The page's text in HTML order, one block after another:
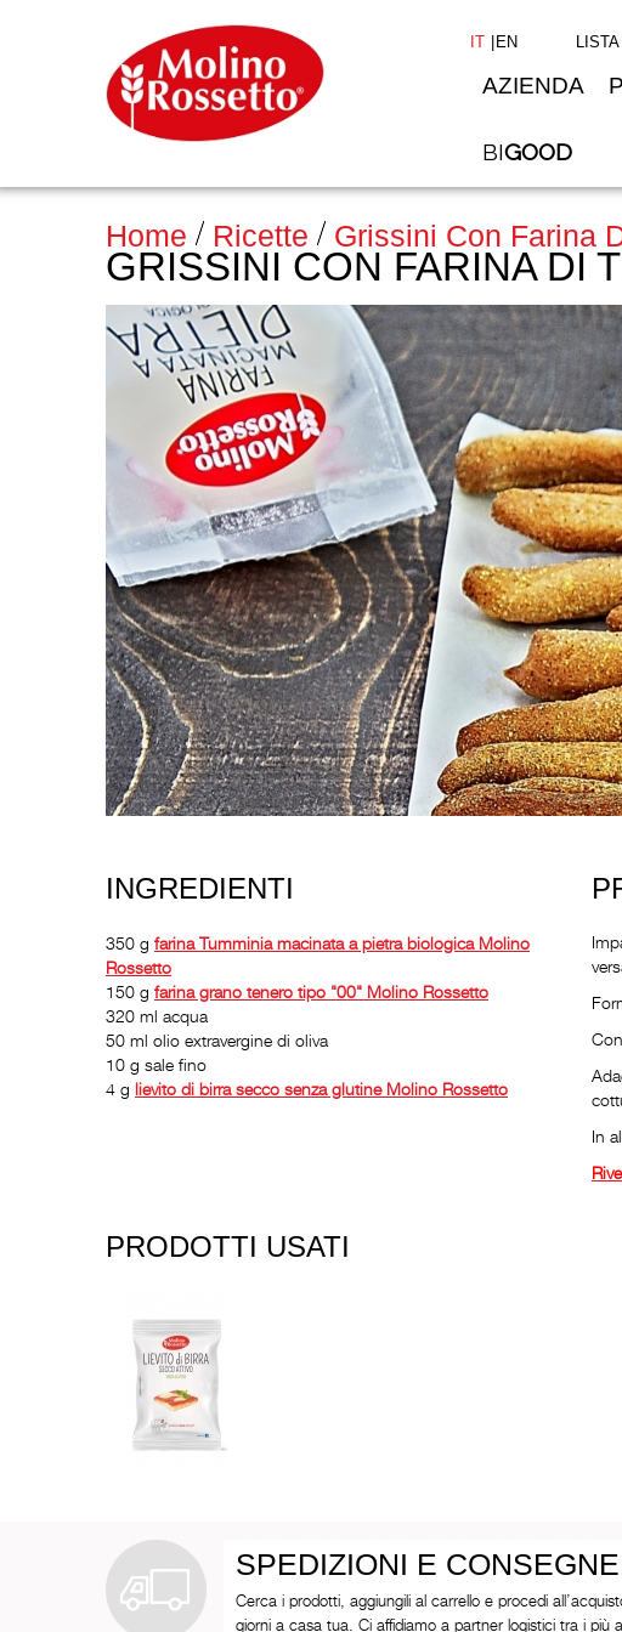
IT EN
AZIENDA
BIGOOD
Home Ricette Grissini Con Farina
GRISSINI CON FARINA DI
INGREDIENTI
350 g farina Tumminia macinata a pietra biologicaMolino
Rossetto
150 g farina grano tenero tipo "00" Molino Rossetto
320 ml acqua
50 ml olio extravergine di oliva
10 g sale fino
4 g lievito di birra secco senza glutineMolino Rossetto
PRODOTTI USATI
In
SPEDIZIONI E CONSEGNE
Cerca i prodotti, aggiungili al carrello e procedi
giorni a casa tua. Ci affidiamo a partner logistici tra i più